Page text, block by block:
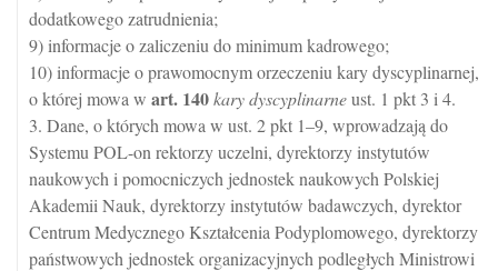
dodatkowego zatrudnienia;
9) informacje o zaliczeniu do minimum kadrowego;
10) informacje o prawomocnym orzeczeniu kary dyscyplinarnej,
o której mowa w art. 140kary dyscyplinarneust. 1 pkt 3 i 4.
3. Dane, o których mowa w ust. 2 pkt 1–9, wprowadzają do
Systemu POL-on rektorzy uczelni, dyrektorzy instytutów
naukowych i pomocniczych jednostek naukowych Polskiej
Akademii Nauk, dyrektorzy instytutów badawczych, dyrektor
Centrum Medycznego Kształcenia Podyplomowego, dyrektorzy
państwowych jednostek organizacyjnych podległych Ministrowi